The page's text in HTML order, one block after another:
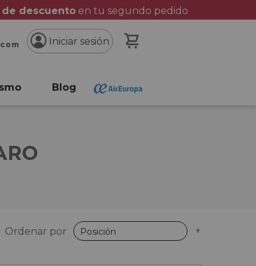
de descuentoen tu segundo pedido
Iniciar sesión
Blog
Ordenar por